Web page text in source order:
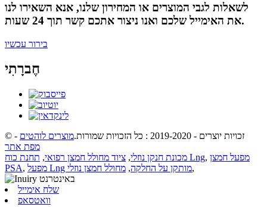
לשאלות לגבי המוצרים או המחירון שלנו, אנא השאירו לנו
את האימייל שלכם ואנו ניצור אתכם קשר תוך 24 שעות.
בירור עכשיו
חֶברָתִי
© זכויות יוצרים - 2019-2020 : כל הזכויות שמורות. מוצרים לוהטים -
מפת אתר
מכונת חנקן נוזלי, ציוד מחולל חמצן רפואי, תחנת כוח Lng, מפעל חמצן
PSA, מפעל Lng מותקן על החלקה, מחולל חמצן נוזלי ,
שלח אימייל
וואטסאפ